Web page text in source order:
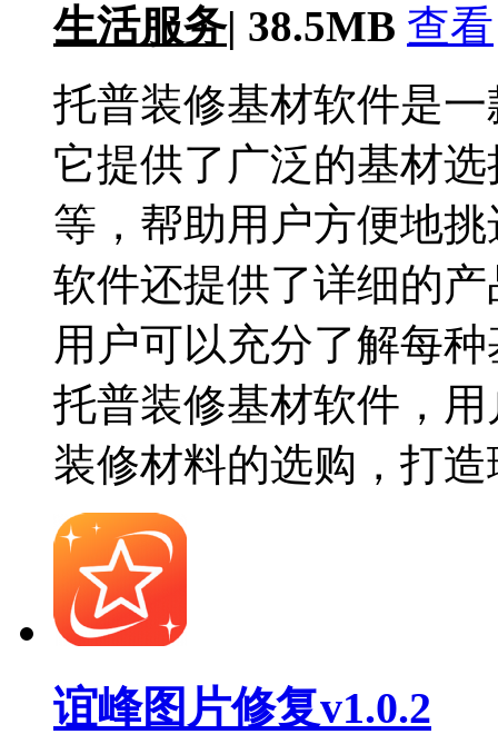
生活服务| 38.5MB 查看
托普装修基材软件是
它提供了广泛的基材
等，帮助用户方便地
软件还提供了详细的
用户可以充分了解每
托普装修基材软件，
装修材料的选购，打
谊峰图片修复v1.0.2